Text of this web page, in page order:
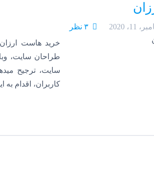
11، 2020
۳ نظر
خرید هاست
طراحان سایت،
سایت، ترجیح
کاربران، اقدام